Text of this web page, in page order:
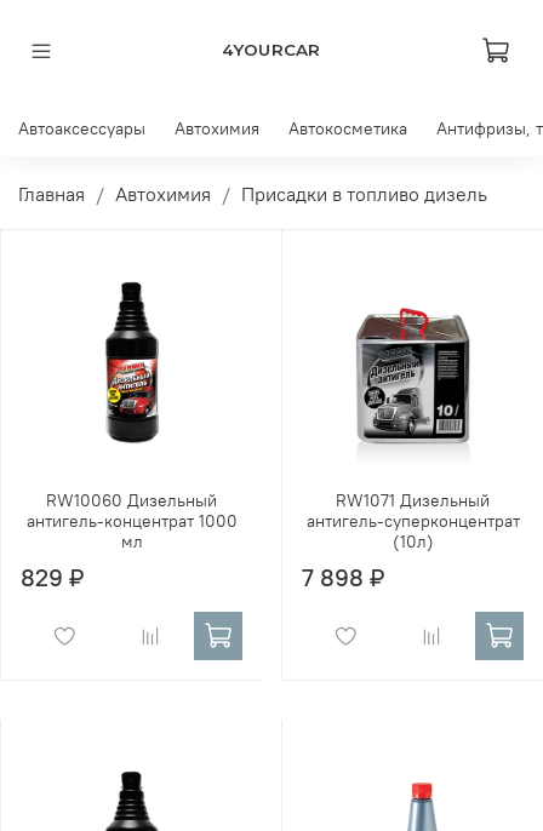
4YOURCAR
Автоаксессуары Автохимия Автокосметика Антифризы,
Главная Автохимия Присадки в топливо дизель
RW10060 Дизельный
антигель-концентрат 1000
мл
829 ₽
RW1071 Дизельный
антигель-суперконцентрат
(10л)
7 898 ₽